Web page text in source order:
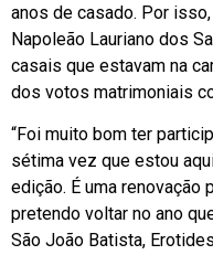
anos de casado. Por
Napoleão Lauriano dos
casais que estavam na
dos votos matrimoniais
“Foi muito bom ter
sétima vez que estou
edição. É uma renovação
pretendo voltar no ano
São João Batista,